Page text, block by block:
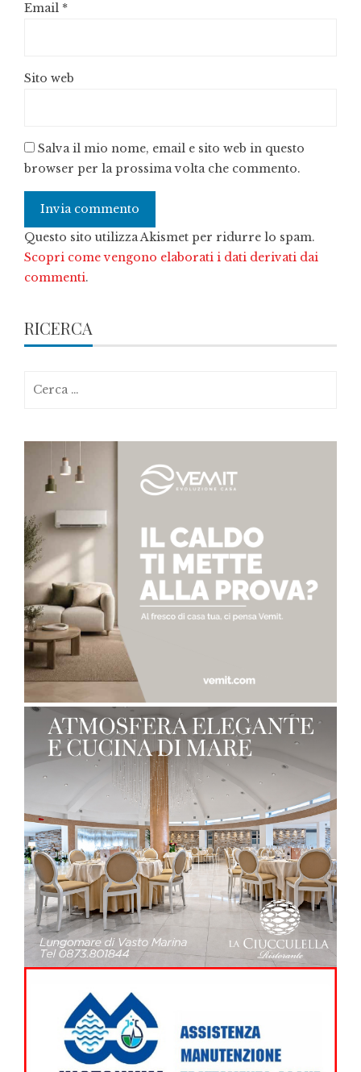
Email *
Sito web
Salva il mio nome, email e sito web in questo
browser per la prossima volta che commento.
Questo sito utilizza Akismet per ridurre lo spam.
Scopri come vengono elaborati i dati derivati dai
commenti.
RICERCA